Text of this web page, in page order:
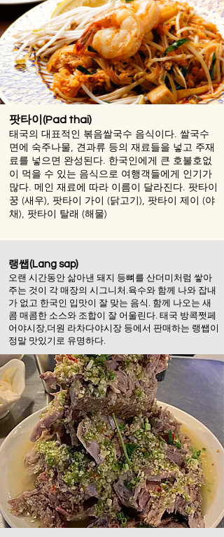
팟타이(Pad thai)
태국의 대표적인 볶음쌀국수 음식이다. 쌀국수
면에 숙주나물, 견과류 등의 재료들을 넣고 주재
료를 넣으면 완성된다. 한국인에게 큰 호불호없
이 먹을 수 있는 음식으로 여행객들에게 인기가
많다. 메인 재료에 따라 이름이 달라진다. 팟타이
꿍 (새우), 팟타이 가이 (닭고기), 팟타이 제이 (야
채), 팟타이 탈래 (해물)
랭쌥(Lang sap)
오랜 시간동안 삶아낸 돼지 등뼈를 산더미처럼 쌓아
주는 것이 각 매장의 시그니처 .육수와 함께 나와 잡내
가 없고 한국인 입맛이 잘 맞는 음식. 함께 나오는 새
콤 매콤한 소스와 조합이 잘 어울린다. 태국 방콕쩟페
어야시장,더원 라차다야시장 등에서 판매하는 랭쌥이
정말 맛있기로 유명하다.